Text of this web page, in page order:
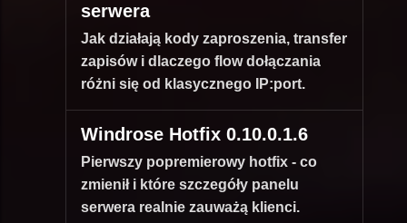
serwera
Jak działają kody zaproszenia, transfer
zapisów i dlaczego flow dołączania
różni się od klasycznego IP:port.
Windrose Hotfix 0.10.0.1.6
Pierwszy popremierowy hotfix - co
zmienił i które szczegóły panelu
serwera realnie zauważą klienci.